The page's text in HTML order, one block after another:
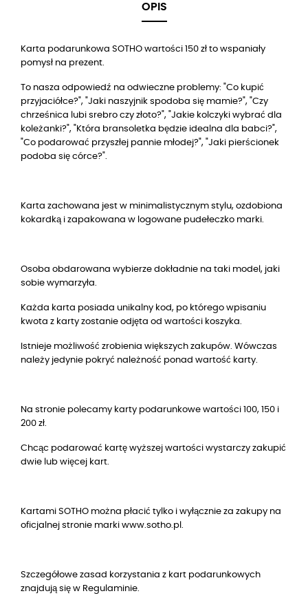
OPIS
Karta podarunkowa SOTHO wartości 150 zł to wspaniały
pomysł na prezent.
To nasza odpowiedź na odwieczne problemy: "Co kupić
przyjaciółce?", "Jaki naszyjnik spodoba się mamie?", "Czy
chrześnica lubi srebro czy złoto?", "Jakie kolczyki wybrać dla
koleżanki?", "Która bransoletka będzie idealna dla babci?",
"Co podarować przyszłej pannie młodej?", "Jaki pierścionek
podoba się córce?".
Karta zachowana jest w minimalistycznym stylu, ozdobiona
kokardką i zapakowana w logowane pudełeczko marki.
Osoba obdarowana wybierze dokładnie na taki model, jaki
sobie wymarzyła.
Każda karta posiada unikalny kod, po którego wpisaniu
kwota z karty zostanie odjęta od wartości koszyka.
Istnieje możliwość zrobienia większych zakupów. Wówczas
należy jedynie pokryć należność ponad wartość karty.
Na stronie polecamy karty podarunkowe wartości 100, 150 i
200 zł.
Chcąc podarować kartę wyższej wartości wystarczy zakupić
dwie lub więcej kart.
Kartami SOTHO można płacić tylko i wyłącznie za zakupy na
oficjalnej stronie marki www.sotho.pl.
Szczegółowe zasad korzystania z kart podarunkowych
znajdują się w Regulaminie.